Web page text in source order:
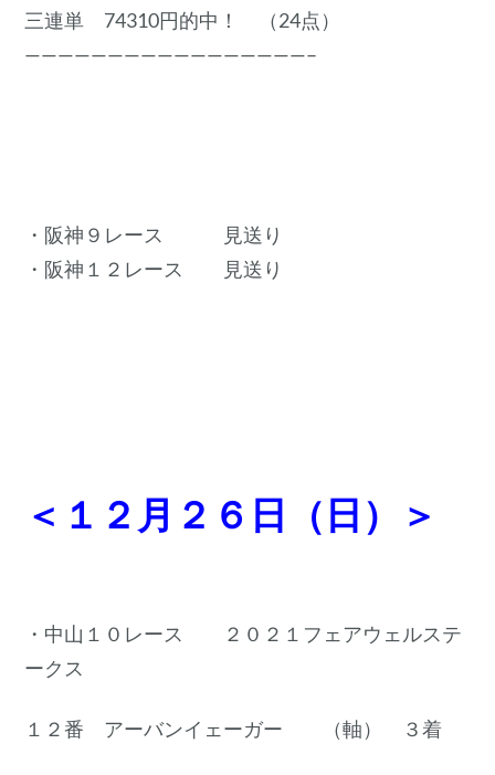
三連単 74310円的中！ （24点）
—————————————————–
・阪神９レース 見送り
・阪神１２レース 見送り
＜１２月２６日（日）＞
・中山１０レース ２０２１フェアウェルステ
ークス
１２番 アーバンイェーガー （軸） ３着